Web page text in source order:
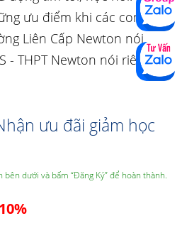
ưu điểm khi các con theo
Liên Cấp Newton nói
- THPT Newton nói riêng.
ưu đãi giảm học
dưới và bấm “Đăng Ký” để hoàn thành.